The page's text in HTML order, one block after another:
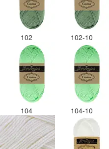
102 102-10
104 104-10